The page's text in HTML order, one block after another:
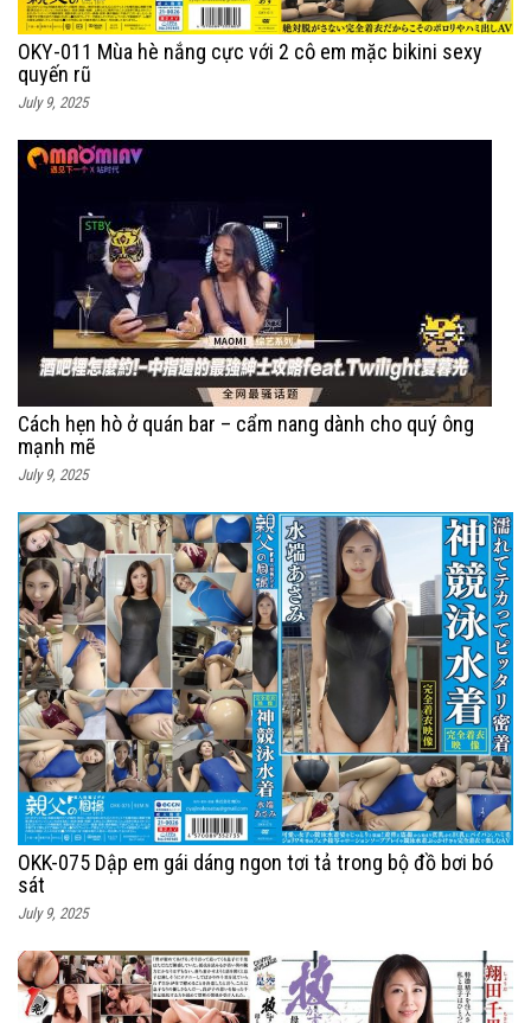
OKY-011 Mùa hè nắng cực với 2 cô em mặc bikini sexy
quyến rũ
July 9, 2025
Cách hẹn hò ở quán bar – cẩm nang dành cho quý ông
mạnh mẽ
July 9, 2025
OKK-075 Dập em gái dáng ngon tơi tả trong bộ đồ bơi bó
sát
July 9, 2025